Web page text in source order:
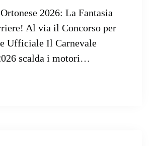
2026: La Fantasia
Al via il Concorso per
Ufficiale Il Carnevale
scalda i motori…